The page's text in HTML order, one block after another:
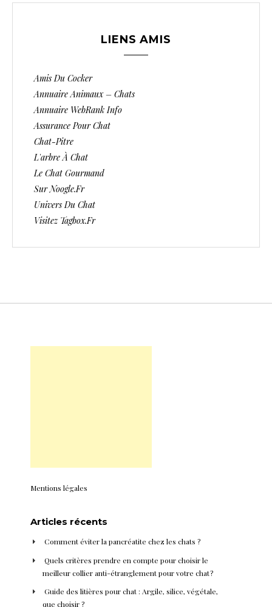
LIENS AMIS
Amis Du Cocker
Annuaire Animaux – Chats
Annuaire WebRank Info
Assurance Pour Chat
Chat-Pitre
L'arbre À Chat
Le Chat Gourmand
Sur Noogle.fr
Univers Du Chat
Visitez Tagbox.fr
Mentions légales
Articles récents
Comment éviter la pancréatite chez les chats ?
Quels critères prendre en compte pour choisir le
meilleur collier anti-étranglement pour votre chat ?
Guide des litières pour chat : Argile, silice, végétale,
que choisir ?